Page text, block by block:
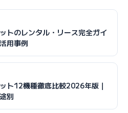
トのレンタル・リース完全ガイ
用事例
ト12機種徹底比較2026年版｜
別